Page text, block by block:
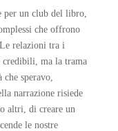
per un club del libro,
che offrono
relazioni tra i
credibili, ma la trama
speravo,
narrazione risiede
altri, di creare un
le nostre